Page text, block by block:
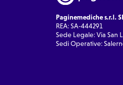
Paginemediche s.r.l.
REA: SA-444291
Sede Legale: Via San
Sedi Operative: